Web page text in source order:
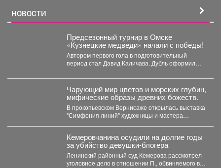
НОВОСТИ
Предсезонный турнир в Омске
«Кузнецкие медведи» начали с победы!
Автором первого гола в подготовительный
период стал Давид Каличава. Дубль оформил
Чарующий мир цветов и морских глубин,
мифические образы древних божеств.
В прокопьевском Вернисаже открылась выставка
"Симфония линий" художницы и мастера
Кемеровчанина осудили на долгие годы
за убийство девушки-блогера
Ленинский районный суд Кемерова рассмотрел
уголовное дело в отношении П., обвиняемого в